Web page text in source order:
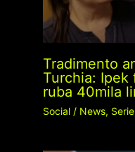
Tradimento
Turchia: Ipek
ruba 40mila
Social/ News,